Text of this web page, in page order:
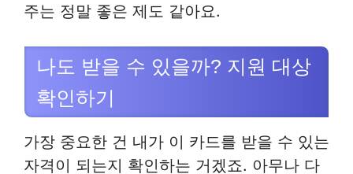
주는 정말 좋은 제도 같아요.
나도 받을 수 있을까? 지원 대상
확인하기
가장 중요한 건 내가 이 카드를 받을 수 있는
자격이 되는지 확인하는 거겠죠. 아무나 다